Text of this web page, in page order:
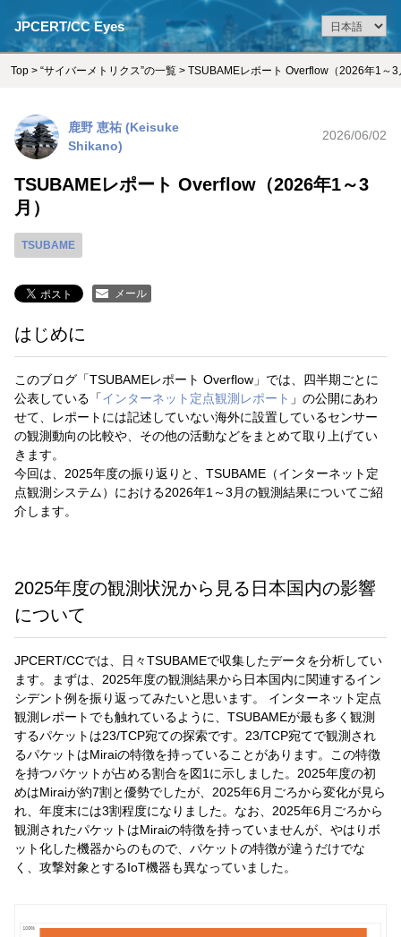
JPCERT/CC Eyes
Top > “サイバーメトリクス”の一覧 > TSUBAMEレポート Overflow（2026年1～3
鹿野 恵祐 (Keisuke
Shikano)
2026/06/02
TSUBAMEレポート Overflow（2026年1～3
月）
TSUBAME
メール
はじめに
このブログ「TSUBAMEレポート Overflow」では、四半期ごとに
公表している「インターネット定点観測レポート 」の公開にあわ
せて、レポートには記述していない海外に設置しているセンサー
の観測動向の比較や、その他の活動などをまとめて取り上げてい
きます。
今回は、2025年度の振り返りと、TSUBAME（インターネット定
点観測システム）における2026年1～3月の観測結果についてご紹
介します。
2025年度の観測状況から見る日本国内の影響
について
JPCERT/CCでは、日々TSUBAMEで収集したデータを分析してい
ます。まずは、2025年度の観測結果から日本国内に関連するイン
シデント例を振り返ってみたいと思います。 インターネット定点
観測レポートでも触れているように、TSUBAMEが最も多く観測
するパケットは23/TCP宛ての探索です。23/TCP宛てで観測され
るパケットはMiraiの特徴を持っていることがあります。この特徴
を持つパケットが占める割合を図1に示しました。2025年度の初
めはMiraiが約7割と優勢でしたが、2025年6月ごろから変化が見ら
れ、年度末には3割程度になりました。なお、2025年6月ごろから
観測されたパケットはMiraiの特徴を持っていませんが、やはりボ
ット化した機器からのもので、パケットの特徴が違うだけでな
く、攻撃対象とするIoT機器も異なっていました。